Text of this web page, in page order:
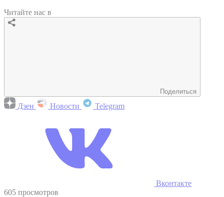
Читайте нас в
Поделиться
Дзен Новости Telegram
Вконтакте
605 просмотров